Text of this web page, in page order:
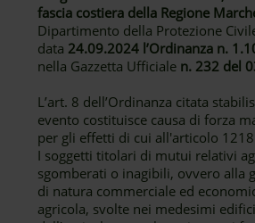
fascia costiera della Regione
Dipartimento della Protezione
data 24.09.2024 l’Ordinanza n.
nella Gazzetta Ufficiale n. 232 del
L’art. 8 dell’Ordinanza citata
evento costituisce causa di forza
per gli effetti di cui all'articolo
I soggetti titolari di mutui relativi
sgomberati o inagibili, ovvero alla
di natura commerciale ed
agricola, svolte nei medesimi